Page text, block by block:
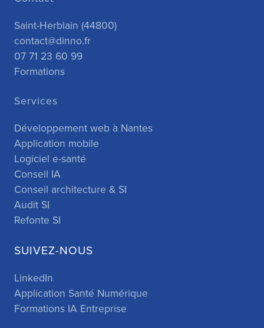
Saint-Herblain (44800)
contact@dinno.fr
07 71 23 60 99
Formations
Services
Développement web à Nantes
Application mobile
Logiciel e-santé
Conseil IA
Conseil architecture & SI
Audit SI
Refonte SI
SUIVEZ-NOUS
LinkedIn
Application Santé Numérique
Formations IA Entreprise